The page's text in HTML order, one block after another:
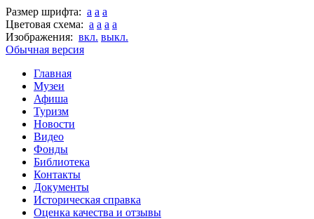
Размер шрифта: a a a
Цветовая схема: a a a a
Изображения: вкл. выкл.
Обычная версия
Главная
Музеи
Афиша
Туризм
Новости
Видео
Фонды
Библиотека
Контакты
Документы
Историческая справка
Оценка качества и отзывы